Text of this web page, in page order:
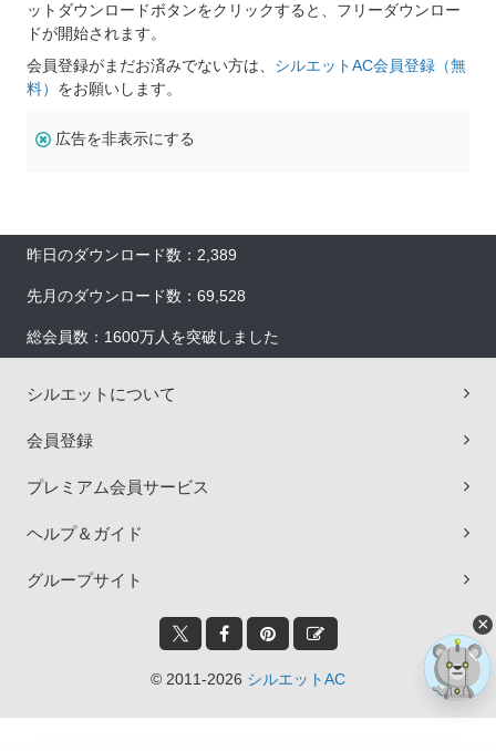
ットダウンロードボタンをクリックすると、フリーダウンロー
ドが開始されます。
会員登録がまだお済みでない方は、 シルエットAC会員登録（無
料） をお願いします。
広告を非表示にする
昨日のダウンロード数：2,389
先月のダウンロード数：69,528
総会員数：1600万人を突破しました
シルエットについて
会員登録
プレミアム会員サービス
ヘルプ＆ガイド
グループサイト
© 2011-2026 シルエットAC
×